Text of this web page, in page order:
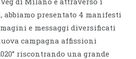
presentato 4 manifesti
e messaggi diversificati
campagna affissioni
riscontrando una grande